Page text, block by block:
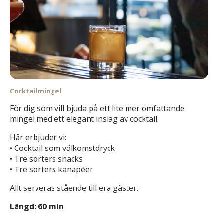
Cocktailmingel
För dig som vill bjuda på ett lite mer omfattande
mingel med ett elegant inslag av cocktail.
Här erbjuder vi:
• Cocktail som välkomstdryck
• Tre sorters snacks
• Tre sorters kanapéer
Allt serveras stående till era gäster.
Längd: 60 min